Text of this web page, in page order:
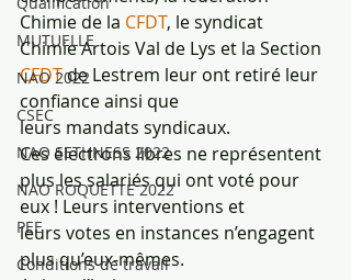
MUTUELLE
NAO 2022
CSEC
NAO SETHNESS 2022
NAO ROQUETTE 2022
PEE
Conditions de travail
Chimie de la CFDT, le syndicat
Chimie Artois Val de Lys et la Section
CFDT de Lestrem leur ont retiré leur
confiance ainsi que
leurs mandats syndicaux.
Ces électrons libres ne représentent
plus les salariés qui ont voté pour
eux ! Leurs interventions et
leurs votes en instances n’engagent
plus qu’eux-mêmes.